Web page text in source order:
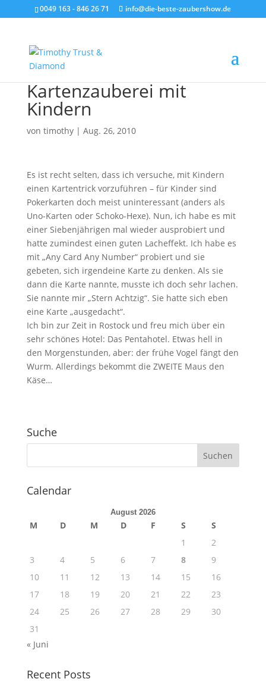
0049 163 - 846 26 71 info@die-beste-zaubershow.de
Kartenzauberei mit
Kindern
von timothy| Aug. 26, 2010
Es ist recht selten, dass ich versuche, mit Kindern
einen Kartentrick vorzuführen – für Kinder sind
Pokerkarten doch meist uninteressant (anders als
Uno-Karten oder Schoko-Hexe). Nun, ich habe es mit
einer Siebenjährigen mal wieder ausprobiert und
hatte zumindest einen guten Lacheffekt. Ich habe es
mit „Any Card Any Number“ probiert und sie
gebeten, sich irgendeine Karte zu denken. Als sie
dann die Karte nannte, musste ich doch sehr lachen.
Sie nannte mir „Stern Achtzig“. Sie hatte sich eben
eine Karte „ausgedacht“.
Ich bin zur Zeit in Rostock und freu mich über ein
sehr schönes Hotel: Das Pentahotel. Etwas hell in
den Morgenstunden, aber: der frühe Vogel fängt den
Wurm. Allerdings bekommt die ZWEITE Maus den
Käse…
Suche
Calendar
August 2026
M D M D F S
S
1
2
3
4 5 6 7 8
9
10
11 12 13 14 15
16
17
18 19 20 21 22
23
24
25 26 27 28 29
30
31
« Juni
Recent Posts